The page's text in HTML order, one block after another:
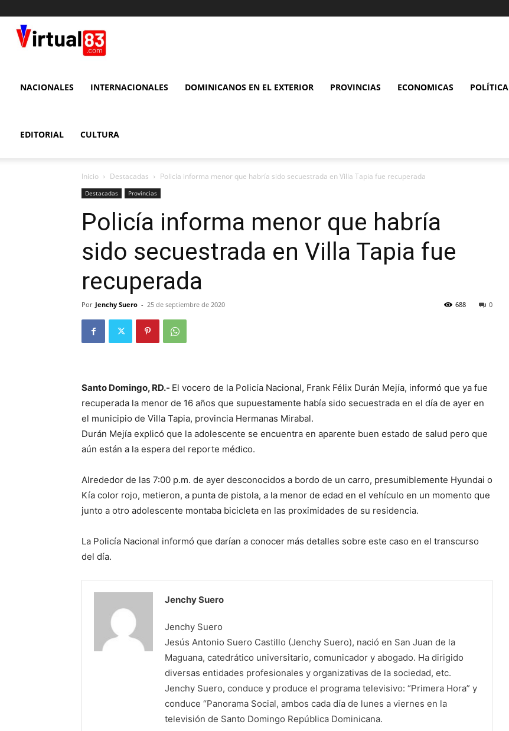
83
NACIONALES INTERNACIONALES DOMINICANOS EN EL EXTERIOR PROVINCIAS ECONOMICAS POLÍTICA
EDITORIAL CULTURA
Inicio Destacadas Policía informa menor que habría sido secuestrada en Villa Tapia fue recuperada
Destacadas Provincias
Policía informa menor que habría
sido secuestrada en Villa Tapia fue
recuperada
Por Jenchy Suero - 25 de septiembre de 2020 0
688
Santo Domingo, RD.- El vocero de la Policía Nacional, Frank Félix Durán Mejía, informó que ya fue
recuperada la menor de 16 años que supuestamente había sido secuestrada en el día de ayer en
el municipio de Villa Tapia, provincia Hermanas Mirabal.
Durán Mejía explicó que la adolescente se encuentra en aparente buen estado de salud pero que
aún están a la espera del reporte médico.
Alrededor de las 7:00 p.m. de ayer desconocidos a bordo de un carro, presumiblemente Hyundai o
Kía color rojo, metieron, a punta de pistola, a la menor de edad en el vehículo en un momento que
junto a otro adolescente montaba bicicleta en las proximidades de su residencia.
La Policía Nacional informó que darían a conocer más detalles sobre este caso en el transcurso
del día.
Jenchy Suero
Jenchy Suero
Jesús Antonio Suero Castillo (Jenchy Suero), nació en San Juan de la
Maguana, catedrático universitario, comunicador y abogado. Ha dirigido
diversas entidades profesionales y organizativas de la sociedad, etc.
Jenchy Suero, conduce y produce el programa televisivo: “Primera Hora” y
conduce “Panorama Social, ambos cada día de lunes a viernes en la
televisión de Santo Domingo República Dominicana.